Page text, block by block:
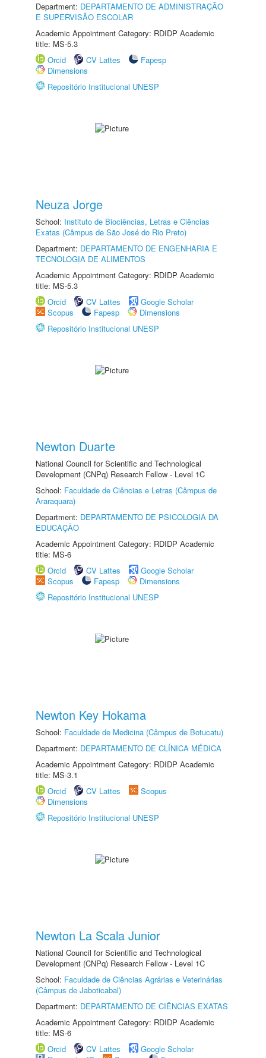
Department: DEPARTAMENTO DE ADMINISTRAÇÃO
E SUPERVISÃO ESCOLAR
Academic Appointment Category: RDIDP Academic
title: MS-5.3
Orcid
CV Lattes
Fapesp
Dimensions
Repositório Institucional UNESP
Neuza Jorge
School: Instituto de Biociências, Letras e Ciências
Exatas (Câmpus de São José do Rio Preto)
Department: DEPARTAMENTO DE ENGENHARIA E
TECNOLOGIA DE ALIMENTOS
Academic Appointment Category: RDIDP Academic
title: MS-5.3
Orcid
CV Lattes
Google Scholar
Scopus
Fapesp
Dimensions
Repositório Institucional UNESP
Newton Duarte
National Council for Scientific and Technological
Development (CNPq) Research Fellow - Level 1C
School: Faculdade de Ciências e Letras (Câmpus de
Araraquara)
Department: DEPARTAMENTO DE PSICOLOGIA DA
EDUCAÇÃO
Academic Appointment Category: RDIDP Academic
title: MS-6
Orcid
CV Lattes
Google Scholar
Scopus
Fapesp
Dimensions
Repositório Institucional UNESP
Newton Key Hokama
School: Faculdade de Medicina (Câmpus de Botucatu)
Department: DEPARTAMENTO DE CLÍNICA MÉDICA
Academic Appointment Category: RDIDP Academic
title: MS-3.1
Orcid
CV Lattes
Scopus
Dimensions
Repositório Institucional UNESP
Newton La Scala Junior
National Council for Scientific and Technological
Development (CNPq) Research Fellow - Level 1C
School: Faculdade de Ciências Agrárias e Veterinárias
(Câmpus de Jaboticabal)
Department: DEPARTAMENTO DE CIÊNCIAS EXATAS
Academic Appointment Category: RDIDP Academic
title: MS-6
Orcid
CV Lattes
Google Scholar